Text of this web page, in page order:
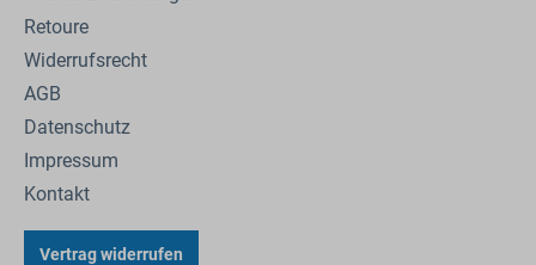
Retoure
Widerrufsrecht
AGB
Datenschutz
Impressum
Kontakt
Vertrag widerrufen